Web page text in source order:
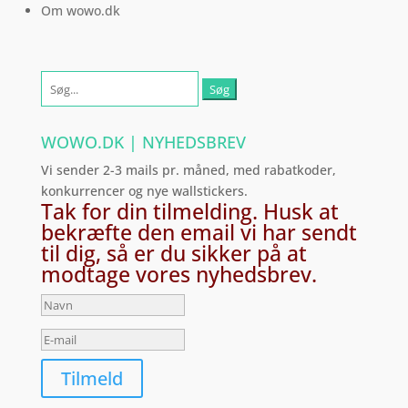
Om wowo.dk
efter:
WOWO.DK | NYHEDSBREV
Vi sender 2-3 mails pr. måned, med rabatkoder,
konkurrencer og nye wallstickers.
Tak for din tilmelding. Husk at
bekræfte den email vi har sendt
til dig, så er du sikker på at
modtage vores nyhedsbrev.
Tilmeld